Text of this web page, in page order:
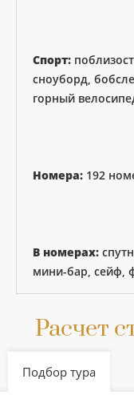
Спорт:
сноуборд,
горный
Номера: 192
В номерах:
мини-бар, сейф,
Расчет
Подбор тура